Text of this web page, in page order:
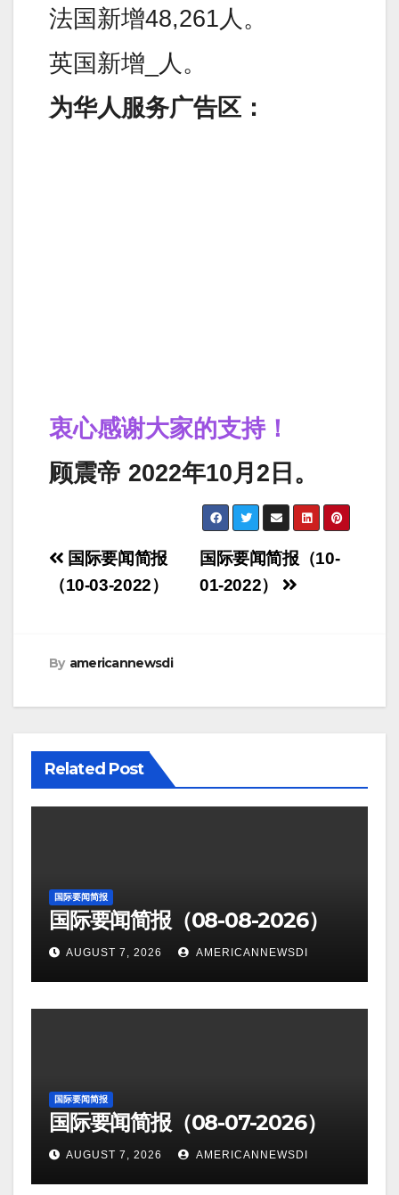
法国新增48,261人。
英国新增_人。
为华人服务广告区：
衷心感谢大家的支持！
顾震帝 2022年10月2日。
Post
navigation
国际要闻简报（10-
01-2022）
国际要闻简报
（10-03-2022）
By americannewsdi
Related Post
国际要闻简报
国际要闻简报（08-08-2026）
AUGUST 7, 2026 AMERICANNEWSDI
国际要闻简报
国际要闻简报（08-07-2026）
AUGUST 7, 2026 AMERICANNEWSDI